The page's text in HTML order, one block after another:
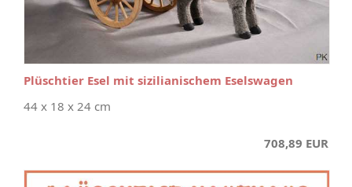
Plüschtier Esel mit sizilianischem Eselswagen
44 x 18 x 24 cm
708,89 EUR